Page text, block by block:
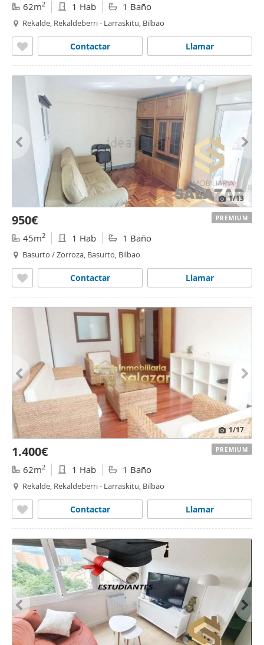
62m2 1 Hab 1 Baño
Rekalde, Rekaldeberri - Larraskitu, Bilbao
Llamar
Contactar
1/13
950€
45m2 1 Hab 1 Baño
Basurto / Zorroza, Basurto, Bilbao
Llamar
Contactar
PREMIUM
1/17
1.400€
62m2 1 Hab 1 Baño
Rekalde, Rekaldeberri - Larraskitu, Bilbao
Llamar
Contactar
PREMIUM